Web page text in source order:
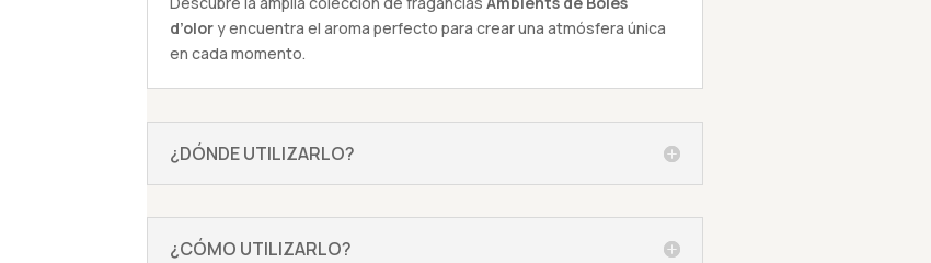
d’olor y encuentra el aroma perfecto para crear una atmósfera única
en cada momento.
¿DÓNDE UTILIZARLO?
¿CÓMO UTILIZARLO?